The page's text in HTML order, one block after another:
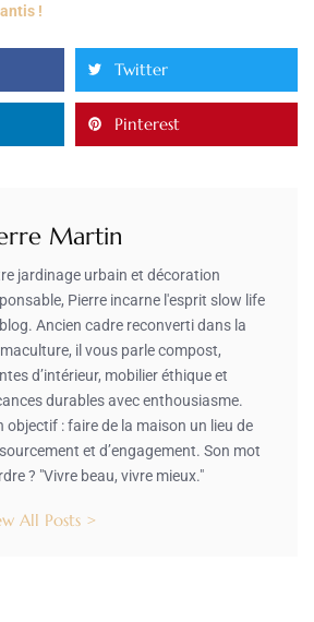
!
Twitter
Pinterest
Martin
jardinage urbain et décoration
Pierre incarne l'esprit slow life
Ancien cadre reconverti dans la
il vous parle compost,
d’intérieur, mobilier éthique et
durables avec enthousiasme.
objectif : faire de la maison un lieu de
et d’engagement. Son mot
? "Vivre beau, vivre mieux."
All Posts >